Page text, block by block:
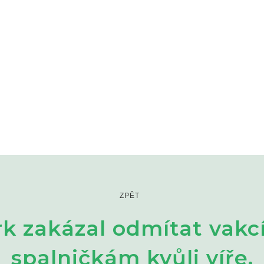
ZPĚT
zakázal odmítat
spalničkám kvůli víře.